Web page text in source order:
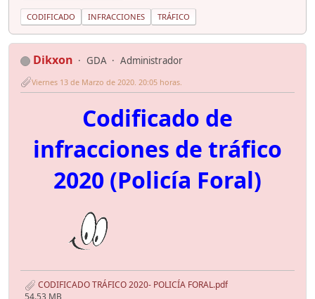
CODIFICADO INFRACCIONES TRÁFICO
Dikxon GDA Administrador
Viernes 13 de Marzo de 2020. 20:05 horas.
Codificado de
infracciones de tráfico
2020 (Policía Foral)
CODIFICADO TRÁFICO 2020- POLICÍA FORAL.pdf
54.53 MB